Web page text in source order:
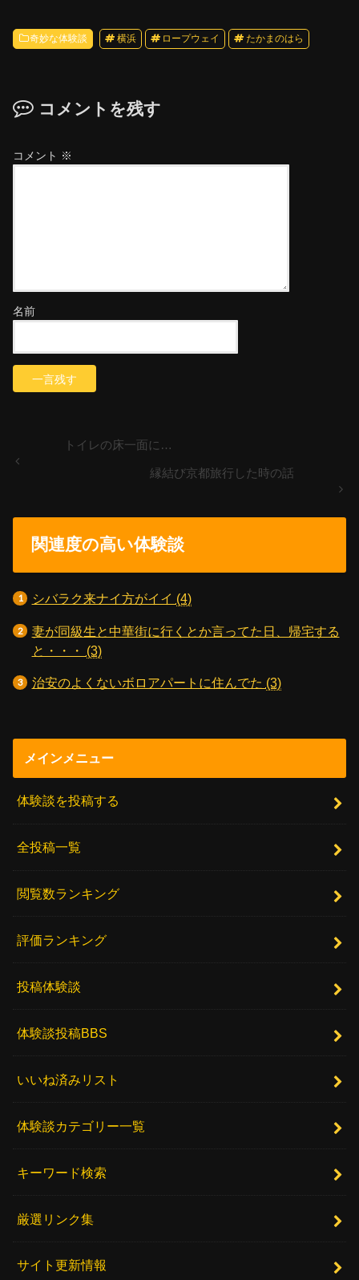
奇妙な体験談 横浜 ロープウェイ たかまのはら
コメントを残す
コメント ※
名前
トイレの床一面に…
縁結び京都旅行した時の話
関連度の高い体験談
シバラク来ナイ方がイイ (4)
妻が同級生と中華街に行くとか言ってた日、帰宅する
と・・・ (3)
治安のよくないボロアパートに住んでた (3)
メインメニュー
体験談を投稿する
全投稿一覧
閲覧数ランキング
評価ランキング
投稿体験談
体験談投稿BBS
いいね済みリスト
体験談カテゴリー一覧
キーワード検索
厳選リンク集
サイト更新情報